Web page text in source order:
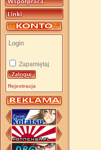
Zapamiętaj
Rejestracja